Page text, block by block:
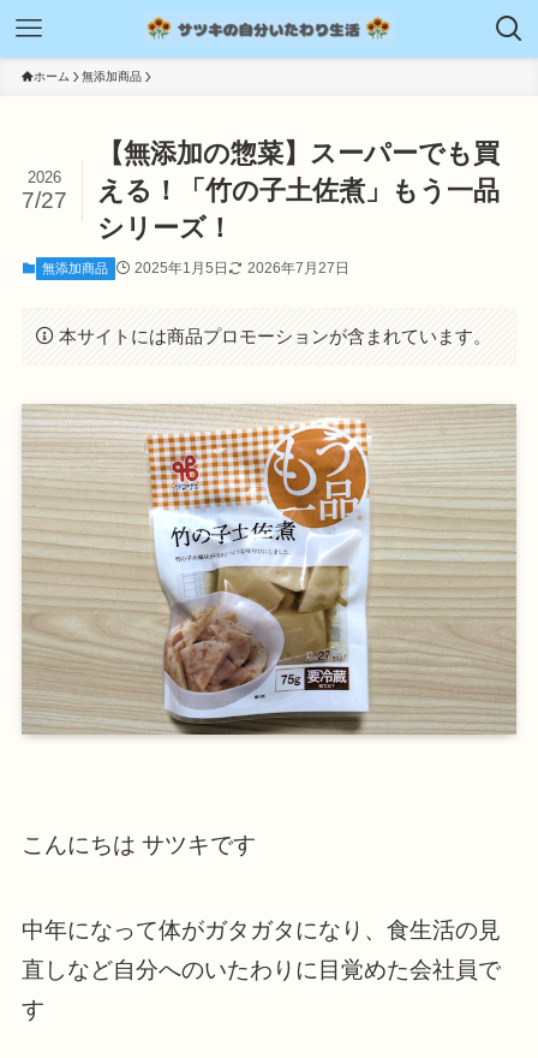
ホーム 無添加商品
【無添加の惣菜】スーパーでも買
える！「竹の子土佐煮」もう一品
シリーズ！
2026
7/27
無添加商品 2025年1月5日 2026年7月27日
本サイトには商品プロモーションが含まれています。
こんにちは サツキです
中年になって体がガタガタになり、食生活の見
直しなど自分へのいたわりに目覚めた会社員で
す